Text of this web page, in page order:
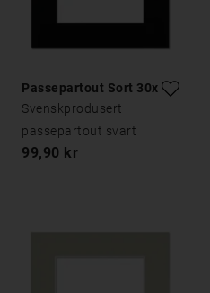
Passepartout Sort 30x40
Svenskprodusert
passepartout svart
99,90 kr